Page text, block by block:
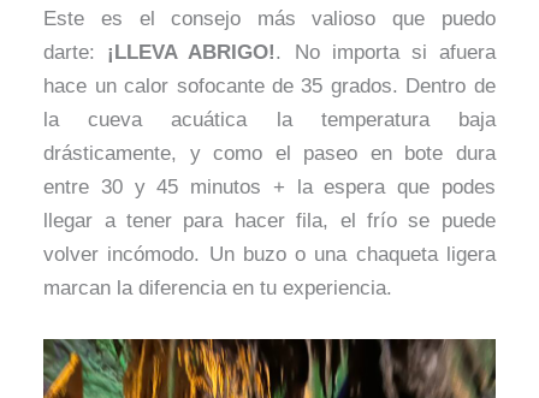
Este es el consejo más valioso que puedo
darte: ¡LLEVA ABRIGO!. No importa si afuera
hace un calor sofocante de 35 grados. Dentro de
la cueva acuática la temperatura baja
drásticamente, y como el paseo en bote dura
entre 30 y 45 minutos + la espera que podes
llegar a tener para hacer fila, el frío se puede
volver incómodo. Un buzo o una chaqueta ligera
marcan la diferencia en tu experiencia.